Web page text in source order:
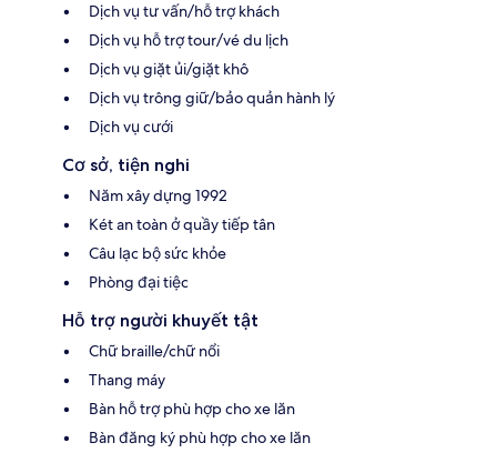
Dịch vụ tư vấn/hỗ trợ khách
Dịch vụ hỗ trợ tour/vé du lịch
Dịch vụ giặt ủi/giặt khô
Dịch vụ trông giữ/bảo quản hành lý
Dịch vụ cưới
Cơ sở, tiện nghi
Năm xây dựng 1992
Két an toàn ở quầy tiếp tân
Câu lạc bộ sức khỏe
Phòng đại tiệc
Hỗ trợ người khuyết tật
Chữ braille/chữ nổi
Thang máy
Bàn hỗ trợ phù hợp cho xe lăn
Bàn đăng ký phù hợp cho xe lăn